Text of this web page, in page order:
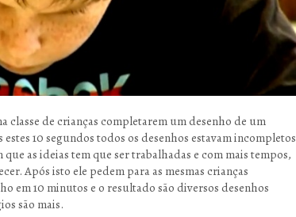
classe de crianças completarem um desenho de um
10 segundos todos os desenhos estavam incompletos
as ideias tem que ser trabalhadas e com mais tempos,
Após isto ele pedem para as mesmas crianças
em 10 minutos e o resultado são diversos desenhos
são mais.